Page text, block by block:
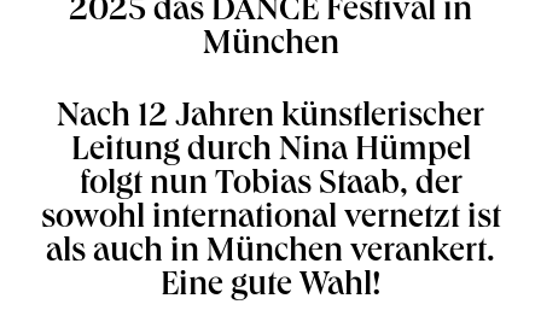
2025 das DANCE Festival in
München
Nach 12 Jahren künstlerischer
Leitung durch Nina Hümpel
folgt nun Tobias Staab, der
sowohl international vernetzt ist
als auch in München verankert.
Eine gute Wahl!